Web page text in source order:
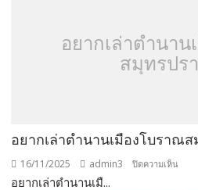
อยากเล่าตำนาน
สมุทรปร
อยากเล่าตำนานเมืองโบราณส
16/11/2025 admin3 ปิดความเห็น
อยากเล่าตำนานเมื...